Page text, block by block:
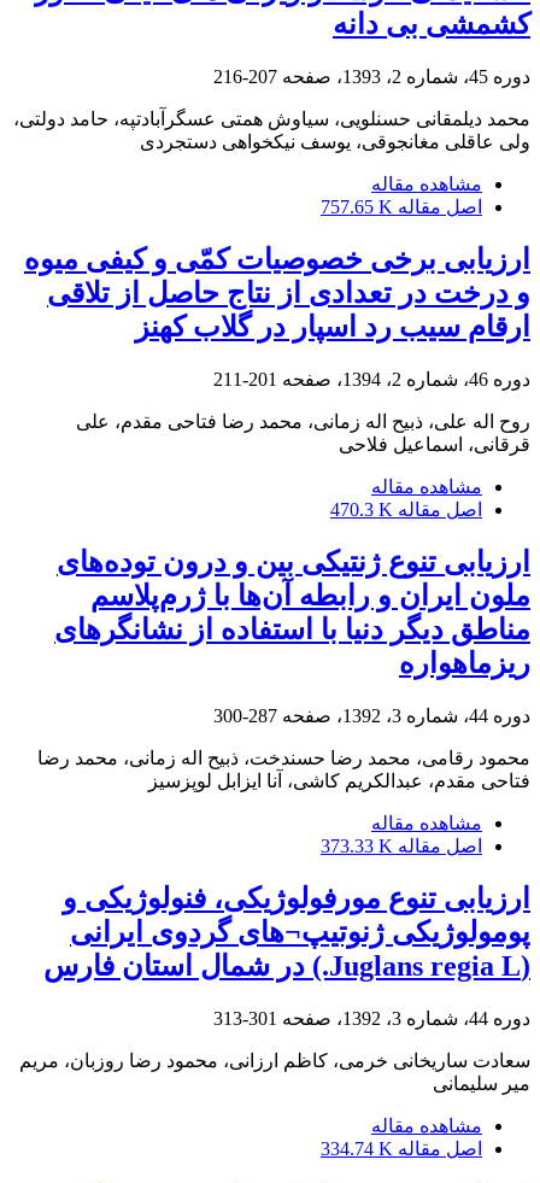
کشمشی بی‏ دانه
دوره 45، شماره 2، 1393، صفحه 207-216
محمد دیلمقانی حسنلویی، سیاوش همتی عسگرآبادتپه، حامد دولتی،
ولی عاقلی مغانجوقی، یوسف نیکخواهی دستجردی
مشاهده مقاله
اصل مقاله 757.65 K
ارزیابی برخی خصوصیات کمّی و کیفی میوه
و درخت در تعدادی از نتاج حاصل از تلاقی
ارقام سیب رد اسپار در گلاب کهنز
دوره 46، شماره 2، 1394، صفحه 201-211
روح اله علی، ذبیح اله زمانی، محمد رضا فتاحی مقدم، علی
قرقانی، اسماعیل فلاحی
مشاهده مقاله
اصل مقاله 470.3 K
ارزیابی تنوع ژنتیکی بین و درون توده‌های
ملون ایران و رابطه آن‌ها با ژرم‌پلاسم
مناطق دیگر دنیا با استفاده از نشانگرهای
ریزماهواره
دوره 44، شماره 3، 1392، صفحه 287-300
محمود رقامی، محمد رضا حسندخت، ذبیح اله زمانی، محمد رضا
فتاحی مقدم، عبدالکریم کاشی، آنا ایزابل لوپز‌سیز
مشاهده مقاله
اصل مقاله 373.33 K
ارزیابی تنوع مورفولوژیکی، فنولوژیکی و
پومولوژیکی ژنوتیپ¬های گردوی ایرانی
(Juglans regia L.) در شمال استان فارس
دوره 44، شماره 3، 1392، صفحه 301-313
سعادت ساریخانی خرمی، کاظم ارزانی، محمود رضا روزبان، مریم
میر سلیمانی
مشاهده مقاله
اصل مقاله 334.74 K